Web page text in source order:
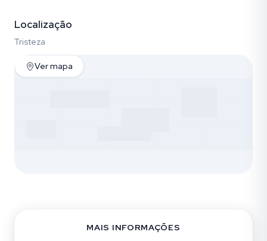
Localização
Tristeza
Ver mapa
MAIS INFORMAÇÕES